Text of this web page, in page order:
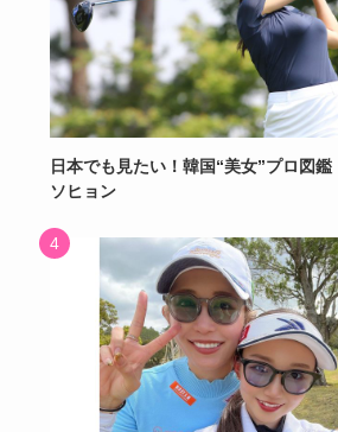
日本でも見たい！韓国“美女”プロ図
ソヒョン